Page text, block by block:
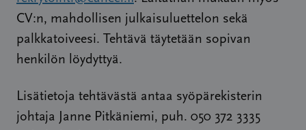
CV:n, mahdollisen julkaisuluettelon sekä
palkkatoiveesi. Tehtävä täytetään sopivan
henkilön löydyttyä.
Lisätietoja tehtävästä antaa syöpärekisterin
johtaja Janne Pitkäniemi, puh. 050 372 3335